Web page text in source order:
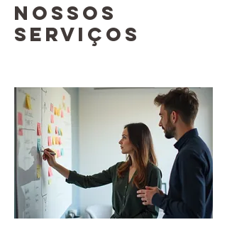
Nossos
serviços